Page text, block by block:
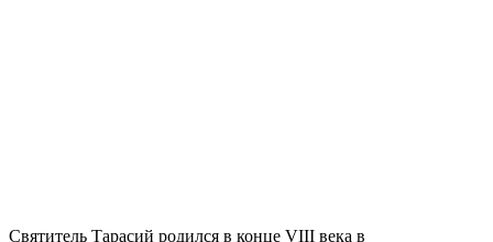
Святитель Тарасий родился в конце VIII века в